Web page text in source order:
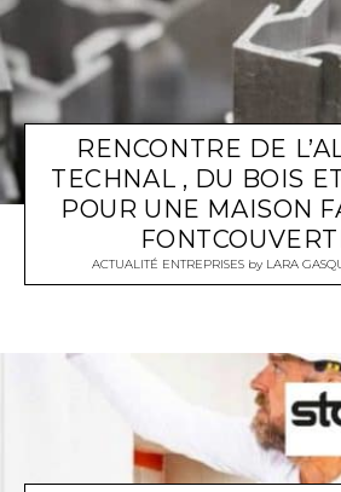
RENCONTRE DE
TECHNAL , DU BOIS
POUR UNE MAISON
ACTUALITÉ ENTREPRISES by LARA